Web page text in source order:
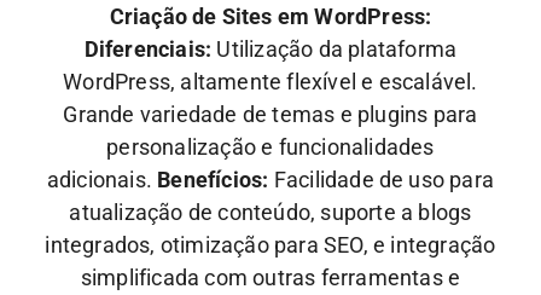
Criação de Sites em WordPress:
Diferenciais: Utilização da plataforma
WordPress, altamente flexível e escalável.
Grande variedade de temas e plugins para
personalização e funcionalidades
adicionais. Benefícios: Facilidade de uso para
atualização de conteúdo, suporte a blogs
integrados, otimização para SEO, e integração
simplificada com outras ferramentas e